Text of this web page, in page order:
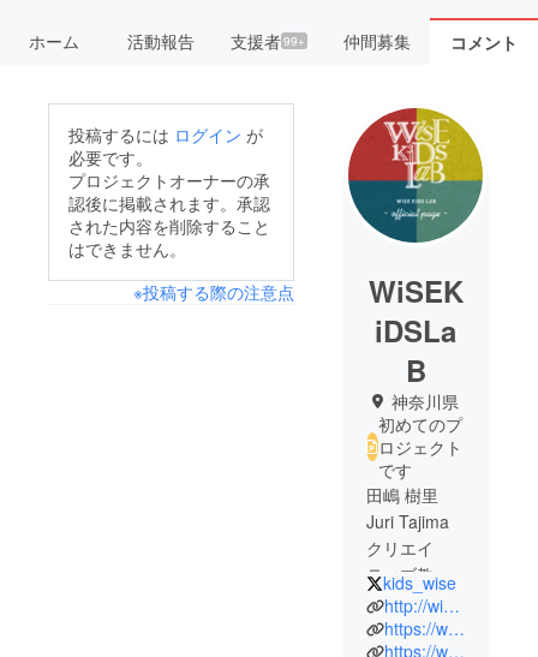
ホーム 活動報告 支援者99+ 仲間募集 コメント
投稿するには ログイン が
必要です。
プロジェクトオーナーの承
認後に掲載されます。承認
された内容を削除すること
はできません。
※投稿する際の注意点
WiSEK
iDSLa
B
神奈川県
初めてのプ
ロジェクト
です
田嶋 樹里
Juri Tajima
クリエイ
ティブ教育
WiSE KiDS
LaB主宰
kids_wise
http://wisekids.tokyo
https://www.facebook.com/wkl.tokyo
https://www.instagram.com/wisekidslab